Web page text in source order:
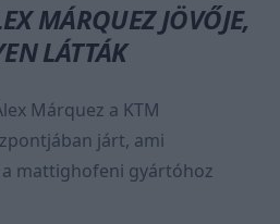
MÁRQUEZ JÖVŐJE,
LÁTTÁK
Márquez a KTM
járt, ami
mattighofeni gyártóhoz